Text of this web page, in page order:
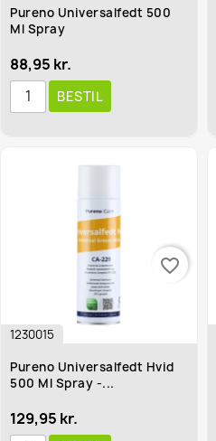
Pureno Universalfedt 500
Ml Spray
88,95 kr.
BESTIL
1230015
Pureno Universalfedt Hvid
500 Ml Spray -...
129,95 kr.
favorite_border